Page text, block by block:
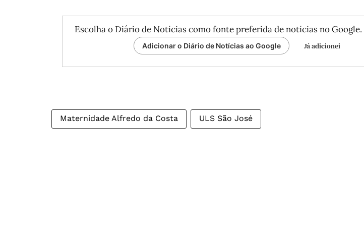
Escolha o Diário de Notícias como fonte preferida de notícias no Google.
Adicionar o Diário de Notícias ao Google Já adicionei
Maternidade Alfredo da Costa ULS São José